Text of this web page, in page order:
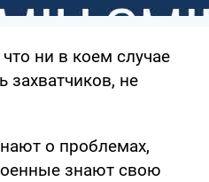
ни в коем случае
захватчиков, не
о проблемах,
знают свою